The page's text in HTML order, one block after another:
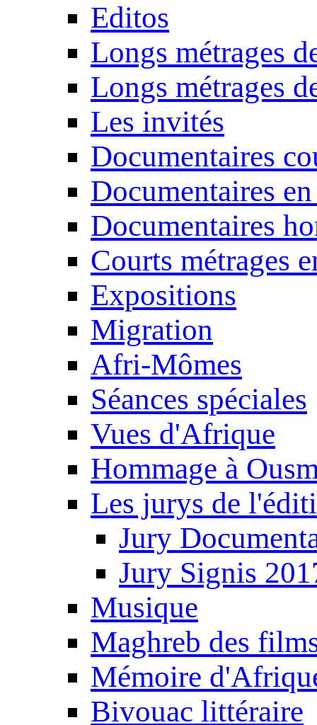
Editos
Longs métrages
Longs métrages
Les invités
Documentaires
Documentaires
Documentaires
Courts métrages
Expositions
Migration
Afri-Mômes
Séances spéciales
Vues d'Afrique
Hommage à
Les jurys de
Jury
Jury Signis
Musique
Maghreb des
Mémoire
Bivouac littéraire